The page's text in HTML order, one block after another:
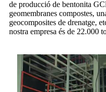
de producció de bentonita
geomembranes compostes,
geocomposites de drenatge,
nostra empresa és de 22.000